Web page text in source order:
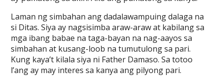
Laman ng simbahan ang dadalawampuing dalaga na
si Ditas. Siya ay nagsisimba araw-araw at kabilang sa
mga ibang babae na taga-bayan na nag-aayos sa
simbahan at kusang-loob na tumutulong sa pari.
Kung kaya’t kilala siya ni Father Damaso. Sa totoo
l’ang ay may interes sa kanya ang pilyong pari.